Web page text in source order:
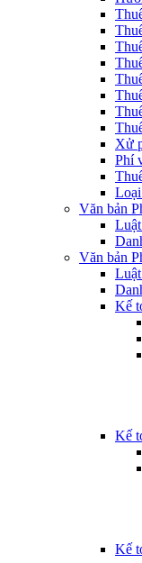
Xử
Phí
Văn bản
Văn bản
Kế
Kế
Kế